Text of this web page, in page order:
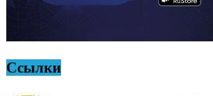
Ссылки